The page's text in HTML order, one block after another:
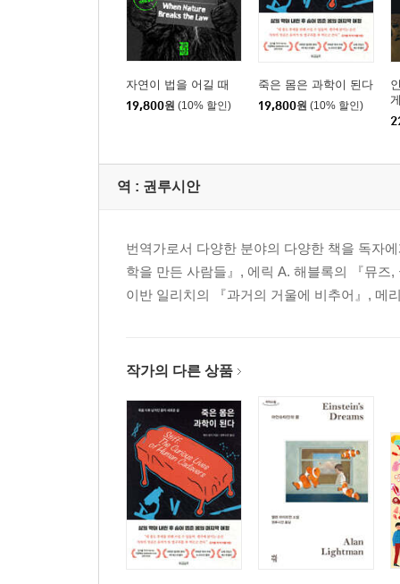
자연이 법을 어길 때
19,800원 (10% 할인)
죽은 몸은 과학이 된다
19,800원 (10% 할인)
역 : 권루시안
번역가로서 다양한 분야의 다양한 책을 독자
학을 만든 사람들』, 에릭 A. 해블록의 『뮤즈
이반 일리치의 『과거의 거울에 비추어』, 메
작가의 다른 상품